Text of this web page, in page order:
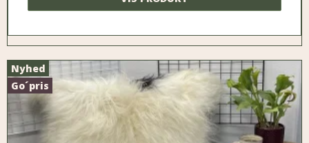
Nyhed
Go´pris